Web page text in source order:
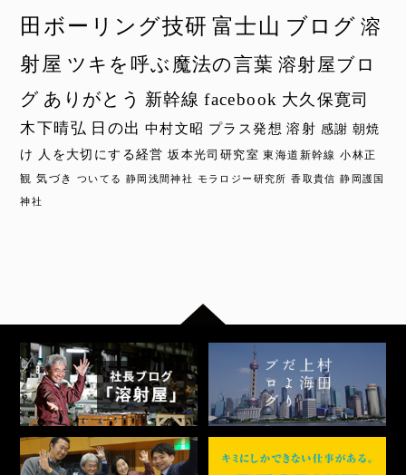
田ボーリング技研 富士山 ブログ 溶
射屋 ツキを呼ぶ魔法の言葉 溶射屋ブロ
グ ありがとう 新幹線 facebook 大久保寛司
木下晴弘 日の出 中村文昭 プラス発想 溶射 感謝 朝焼
け 人を大切にする経営 坂本光司研究室 東海道新幹線 小林正
観 気づき ついてる 静岡浅間神社 モラロジー研究所 香取貴信 静岡護国
神社